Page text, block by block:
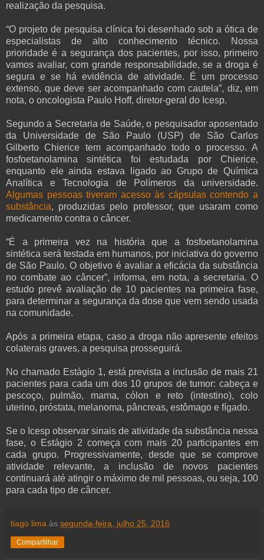
realização da pesquisa.
“O projeto de pesquisa clínica foi desenhado sob a ótica de
especialistas de alto conhecimento técnico. Nossa
prioridade é a segurança dos pacientes, por isso, primeiro
vamos avaliar, com grande responsabilidade, se a droga é
segura e se há evidência de atividade. É um processo
extenso, que deve ser acompanhado com cautela”, diz, em
nota, o oncologista Paulo Hoff, diretor-geral do Icesp.
Segundo a Secretaria de Saúde, o pesquisador aposentado
da Universidade de São Paulo (USP) de São Carlos
Gilberto Chierice tem acompanhado todo o processo. A
fosfoetanolamina sintética foi estudada por Chierice,
enquanto ele ainda estava ligado ao Grupo de Química
Analítica e Tecnologia de Polímeros da universidade.
Algumas pessoas tiveram acesso às cápsulas contendo a
substância, produzidas pelo professor, que usaram como
medicamento contra o câncer.
“É a primeira vez na história que a fosfoetanolamina
sintética será testada em humanos, por iniciativa do governo
de São Paulo. O objetivo é avaliar a eficácia da substância
no combate ao câncer”, informa, em nota, a secretaria. O
estudo prevê avaliação de 10 pacientes na primeira fase,
para determinar a segurança da dose que vem sendo usada
na comunidade.
Após a primeira etapa, caso a droga não apresente efeitos
colaterais graves, a pesquisa prosseguirá.
No chamado Estágio 1, está prevista a inclusão de mais 21
pacientes para cada um dos 10 grupos de tumor: cabeça e
pescoço, pulmão, mama, cólon e reto (intestino), colo
uterino, próstata, melanoma, pâncreas, estômago e fígado.
Se o Icesp observar sinais de atividade da substância nessa
fase, o Estágio 2 começa com mais 20 participantes em
cada grupo. Progressivamente, desde que se comprove
atividade relevante, a inclusão de novos pacientes
continuará até atingir o máximo de mil pessoas, ou seja, 100
para cada tipo de câncer.
tiago lima às segunda-feira, julho 25, 2016
Compartilhar